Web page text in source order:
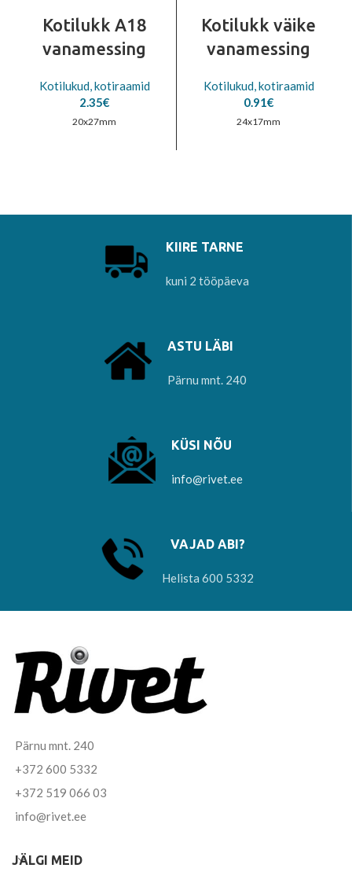
Kotilukk A18
vanamessing
Kotilukud, kotiraamid
2.35€
20x27mm
Kotilukk väike
vanamessing
Kotilukud, kotiraamid
0.91€
24x17mm
KIIRE TARNE
kuni 2 tööpäeva
ASTU LÄBI
Pärnu mnt. 240
KÜSI NÕU
info@rivet.ee
VAJAD ABI?
Helista 600 5332
Pärnu mnt. 240
+372 600 5332
+372 519 066 03
info@rivet.ee
JÄLGI MEID